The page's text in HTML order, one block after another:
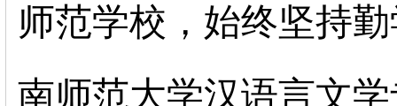
师范学校，始终坚持
南师范大学汉语言文